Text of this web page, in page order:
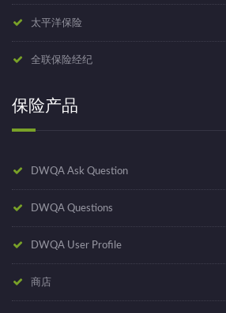
太平洋保险
全联保险经纪
保险产品
DWQA Ask Question
DWQA Questions
DWQA User Profile
商店